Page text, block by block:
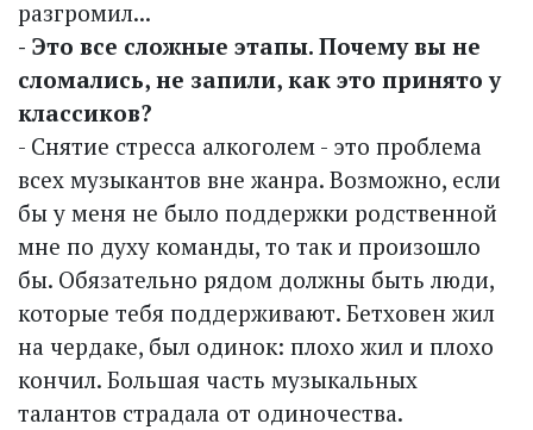
разгромил...
- Это все сложные этапы. Почему вы не
сломались, не запили, как это принято у
классиков?
- Снятие стресса алкоголем - это проблема
всех музыкантов вне жанра. Возможно, если
бы у меня не было поддержки родственной
мне по духу команды, то так и произошло
бы. Обязательно рядом должны быть люди,
которые тебя поддерживают. Бетховен жил
на чердаке, был одинок: плохо жил и плохо
кончил. Большая часть музыкальных
талантов страдала от одиночества.